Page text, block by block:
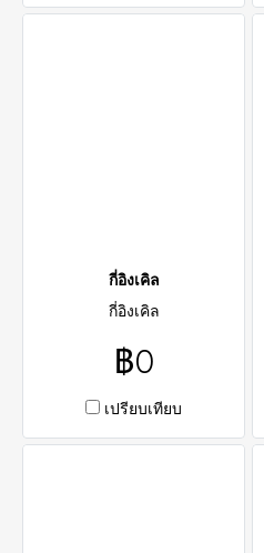
กี่อิงเคิล
กี่อิงเคิล
฿0
เปรียบเทียบ